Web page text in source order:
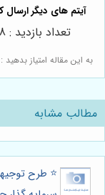
به این مقاله امتیاز بدهید :
تعداد بازدید : 378
مطالب مشابه
⭐️ طرح